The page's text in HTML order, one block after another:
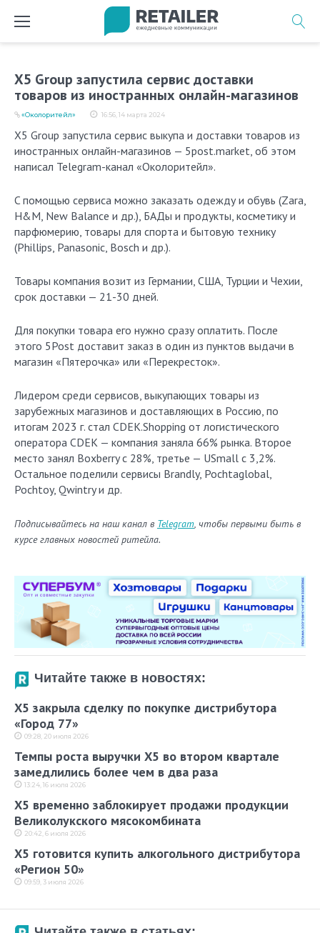
X5 Group запустила сервис доставки
товаров из иностранных онлайн-магазинов
16:56, 14 марта 2024
«Околоритейл»
X5 Group запустила сервис выкупа и доставки товаров из
иностранных онлайн-магазинов — 5post.market, об этом
написал Telegram-канал «Околоритейл».
C помощью сервиса можно заказать одежду и обувь (Zara,
H&M, New Balance и др.), БАДы и продукты, косметику и
парфюмерию, товары для спорта и бытовую технику
(Phillips, Panasonic, Bosch и др.).
Товары компания возит из Германии, США, Турции и Чехии,
срок доставки — 21-30 дней.
Для покупки товара его нужно сразу оплатить. После
этого 5Post доставит заказ в один из пунктов выдачи в
магазин «Пятерочка» или «Перекресток».
Лидером среди сервисов, выкупающих товары из
зарубежных магазинов и доставляющих в Россию, по
итогам 2023 г. стал CDEK.Shopping от логистического
оператора CDEK — компания заняла 66% рынка. Второе
место занял Boxberry с 28%, третье — USmall с 3,2%.
Остальное поделили сервисы Brandly, Pochtaglobal,
Pochtoy, Qwintry и др.
Подписывайтесь на наш канал в Telegram, чтобы первыми быть в
курсе главных новостей ритейла.
Читайте также в новостях:
X5 закрыла сделку по покупке дистрибутора
«Город 77»
09:28, 20 июля 2026
Темпы роста выручки X5 во втором квартале
замедлились более чем в два раза
13:24, 16 июля 2026
X5 временно заблокирует продажи продукции
Великолукского мясокомбината
20:42, 6 июля 2026
X5 готовится купить алкогольного дистрибутора
«Регион 50»
09:59, 3 июля 2026